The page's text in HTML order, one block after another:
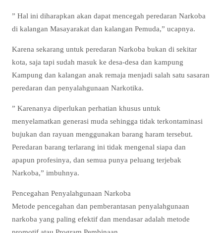
” Hal ini diharapkan akan dapat mencegah peredaran Narkoba
di kalangan Masayarakat dan kalangan Pemuda,” ucapnya.
Karena sekarang untuk peredaran Narkoba bukan di sekitar
kota, saja tapi sudah masuk ke desa-desa dan kampung
Kampung dan kalangan anak remaja menjadi salah satu sasaran
peredaran dan penyalahgunaan Narkotika.
” Karenanya diperlukan perhatian khusus untuk
menyelamatkan generasi muda sehingga tidak terkontaminasi
bujukan dan rayuan menggunakan barang haram tersebut.
Peredaran barang terlarang ini tidak mengenal siapa dan
apapun profesinya, dan semua punya peluang terjebak
Narkoba,” imbuhnya.
Pencegahan Penyalahgunaan Narkoba
Metode pencegahan dan pemberantasan penyalahgunaan
narkoba yang paling efektif dan mendasar adalah metode